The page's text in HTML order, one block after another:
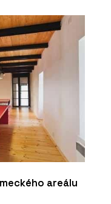
areálu